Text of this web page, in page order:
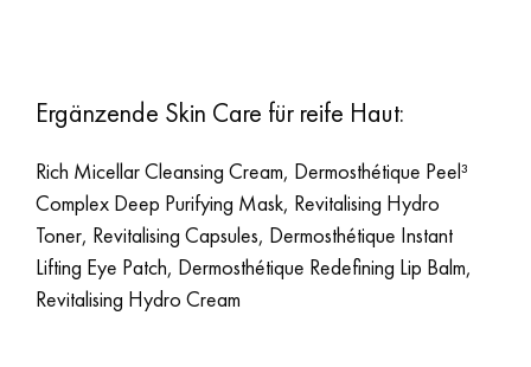
Ergänzende Skin Care für reife Haut:
Rich Micellar Cleansing Cream, Dermosthétique Peel³
Complex Deep Purifying Mask, Revitalising Hydro
Toner, Revitalising Capsules, Dermosthétique Instant
Lifting Eye Patch, Dermosthétique Redefining Lip Balm,
Revitalising Hydro Cream